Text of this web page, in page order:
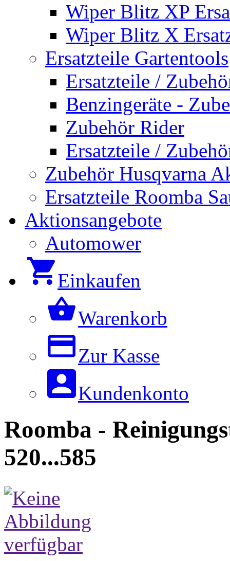
Wiper Blitz XP
Wiper Blitz X
Ersatzteile Gartentools
Ersatzteile /
Benzingeräte -
Zubehör Rider
Ersatzteile /
Zubehör Husqvarna
Ersatzteile Roomba
Aktionsangebote
Automower
Einkaufen
Warenkorb
Zur Kasse
Kundenkonto
Roomba -
520...585